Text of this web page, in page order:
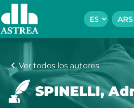
chevron_leftVer todos los autores
SPINELLI,